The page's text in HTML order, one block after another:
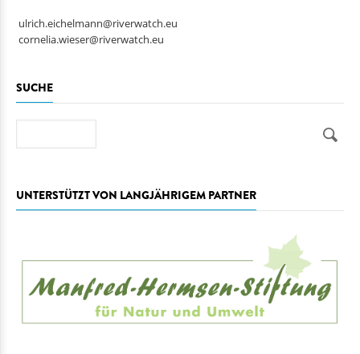
ulrich.eichelmann@riverwatch.eu
cornelia.wieser@riverwatch.eu
SUCHE
UNTERSTÜTZT VON LANGJÄHRIGEM PARTNER